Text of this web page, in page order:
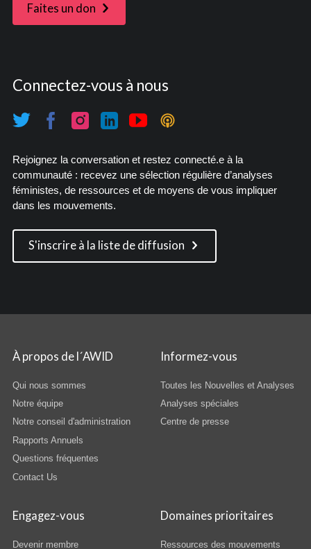
Faites un don
Connectez-vous à nous
Rejoignez la conversation et restez connecté.e à la
communauté : recevez une sélection régulière d’analyses
féministes, de ressources et de moyens de vous impliquer
dans les mouvements.
S'inscrire à la liste de diffusion
À propos de l´AWID
Qui nous sommes
Notre équipe
Notre conseil d'administration
Rapports Annuels
Questions fréquentes
Contact Us
Informez-vous
Toutes les Nouvelles et Analyses
Analyses spéciales
Centre de presse
Engagez-vous
Devenir membre
Domaines prioritaires
Ressources des mouvements